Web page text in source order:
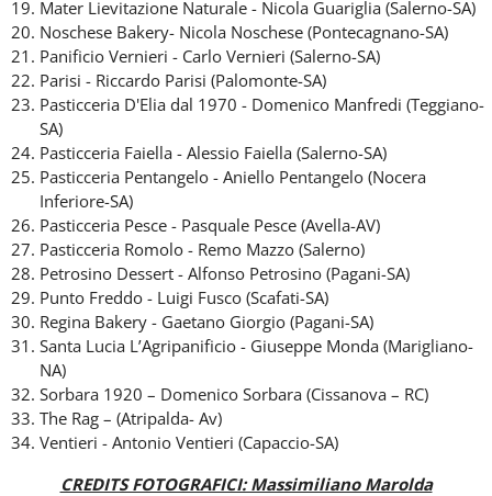
Mater Lievitazione Naturale - Nicola Guariglia (Salerno-SA)
Noschese Bakery- Nicola Noschese (Pontecagnano-SA)
Panificio Vernieri - Carlo Vernieri (Salerno-SA)
Parisi - Riccardo Parisi (Palomonte-SA)
Pasticceria D'Elia dal 1970 - Domenico Manfredi (Teggiano-
SA)
Pasticceria Faiella - Alessio Faiella (Salerno-SA)
Pasticceria Pentangelo - Aniello Pentangelo (Nocera
Inferiore-SA)
Pasticceria Pesce - Pasquale Pesce (Avella-AV)
Pasticceria Romolo - Remo Mazzo (Salerno)
Petrosino Dessert - Alfonso Petrosino (Pagani-SA)
Punto Freddo - Luigi Fusco (Scafati-SA)
Regina Bakery - Gaetano Giorgio (Pagani-SA)
Santa Lucia L’Agripanificio - Giuseppe Monda (Marigliano-
NA)
Sorbara 1920 – Domenico Sorbara (Cissanova – RC)
The Rag – (Atripalda- Av)
Ventieri - Antonio Ventieri (Capaccio-SA)
CREDITS FOTOGRAFICI: Massimiliano Marolda